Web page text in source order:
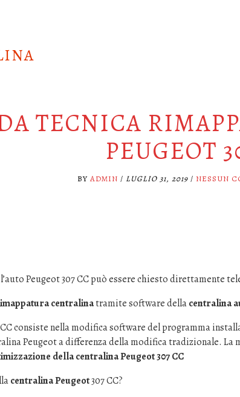
TECNICA
PEUGEOT
BY ADMIN / LUGLIO 31, 2019/ NESSUN
Peugeot 307 CC può essere chiesto direttamente
centralinatramite software dellacentralina
consiste nella modifica software del programma
Peugeot a differenza della modifica tradizionale.
della centralina Peugeot 307 CC
centralina Peugeot307 CC?